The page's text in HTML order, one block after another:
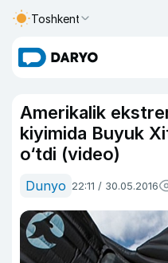
Toshkent
Amerikalik
kiyimida Buyuk
o‘tdi (video)
Dunyo 22:11 / 30.05.2016